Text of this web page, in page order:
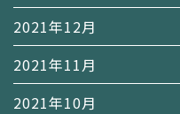
2021年12月
2021年11月
2021年10月